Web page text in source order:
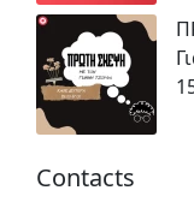
Contacts